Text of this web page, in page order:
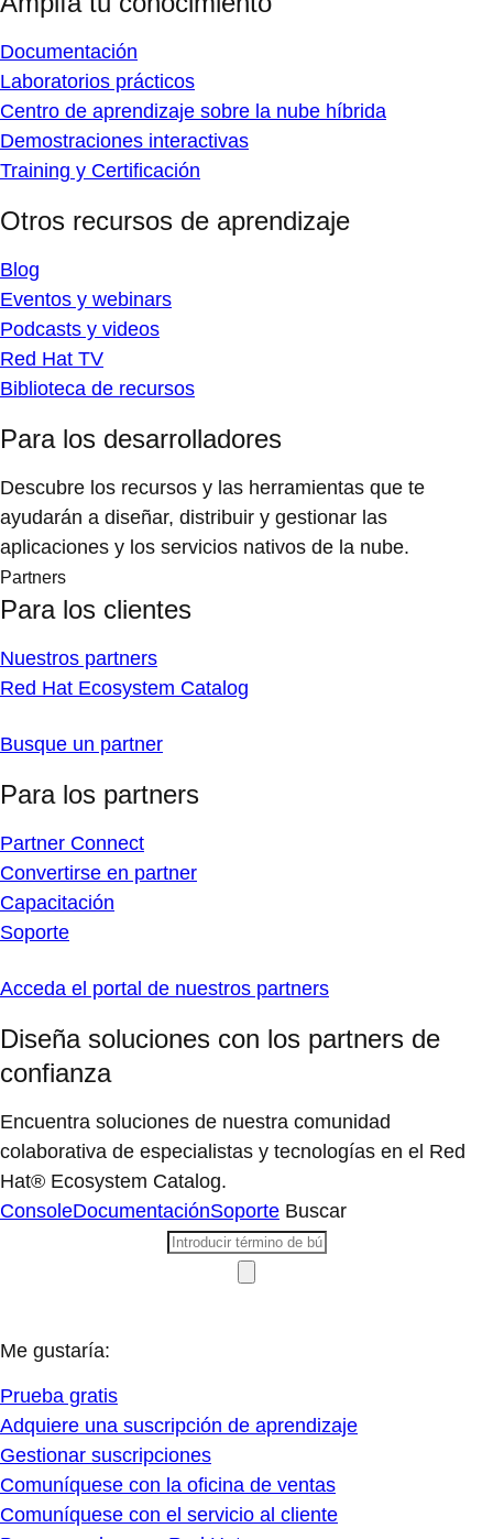
Documentación
Laboratorios prácticos
Centro de aprendizaje sobre la nube híbrida
Demostraciones interactivas
Training y Certificación
Otros recursos de aprendizaje
Blog
Eventos y webinars
Podcasts y videos
Red Hat TV
Biblioteca de recursos
Para los desarrolladores
Descubre los recursos y las herramientas que te
ayudarán a diseñar, distribuir y gestionar las
aplicaciones y los servicios nativos de la nube.
Partners
Para los clientes
Nuestros partners
Red Hat Ecosystem Catalog
Busque un partner
Para los partners
Partner Connect
Convertirse en partner
Capacitación
Soporte
Acceda el portal de nuestros partners
Diseña soluciones con los partners de
confianza
Encuentra soluciones de nuestra comunidad
colaborativa de especialistas y tecnologías en el Red
Hat® Ecosystem Catalog.
ConsoleDocumentaciónSoporte Buscar
Me gustaría:
Prueba gratis
Adquiere una suscripción de aprendizaje
Gestionar suscripciones
Comuníquese con la oficina de ventas
Comuníquese con el servicio al cliente